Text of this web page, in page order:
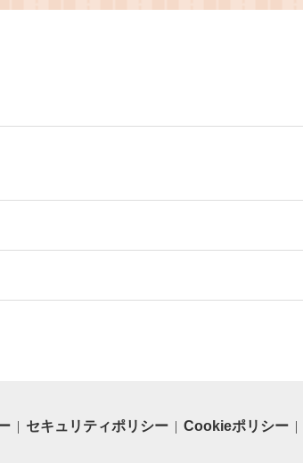
株式会社た
コーシン】
セキュリティポリシー Cookieポリシー